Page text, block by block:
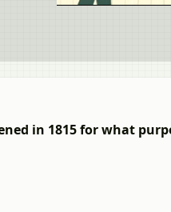
in 1815 for what